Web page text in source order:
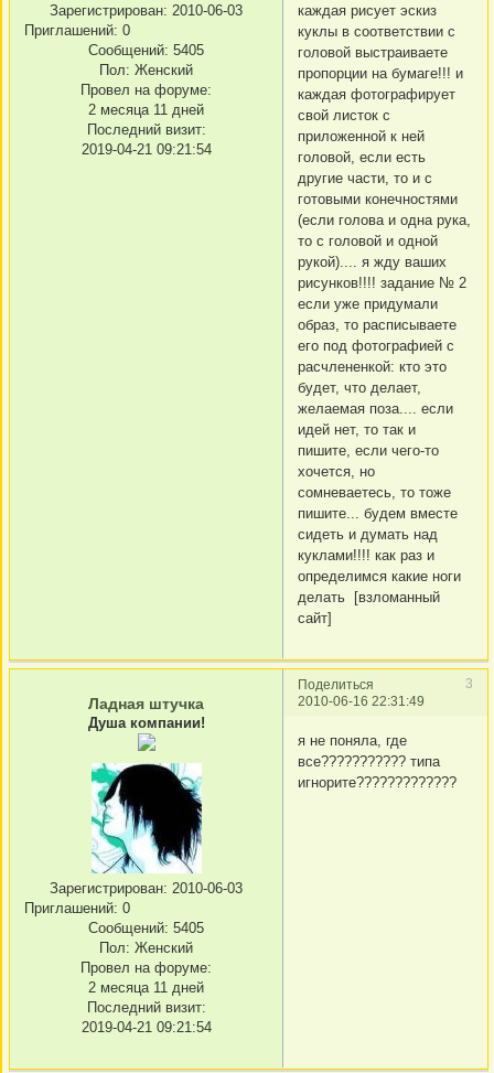
Зарегистрирован: 2010-06-03
Приглашений: 0
Сообщений: 5405
Пол: Женский
Провел на форуме:
2 месяца 11 дней
Последний визит:
2019-04-21 09:21:54
каждая рисует эскиз
куклы в соответствии с
головой выстраиваете
пропорции на бумаге!!! и
каждая фотографирует
свой листок с
приложенной к ней
головой, если есть
другие части, то и с
готовыми конечностями
(если голова и одна рука,
то с головой и одной
рукой).... я жду ваших
рисунков!!!! задание № 2
если уже придумали
образ, то расписываете
его под фотографией с
расчлененкой: кто это
будет, что делает,
желаемая поза.... если
идей нет, то так и
пишите, если чего-то
хочется, но
сомневаетесь, то тоже
пишите... будем вместе
сидеть и думать над
куклами!!!! как раз и
определимся какие ноги
делать [взломанный
сайт]
Поделиться
3
2010-06-16 22:31:49
Ладная штучка
Душа компании!
Зарегистрирован: 2010-06-03
Приглашений: 0
Сообщений: 5405
Пол: Женский
Провел на форуме:
2 месяца 11 дней
Последний визит:
2019-04-21 09:21:54
я не поняла, где
все??????????? типа
игнорите?????????????